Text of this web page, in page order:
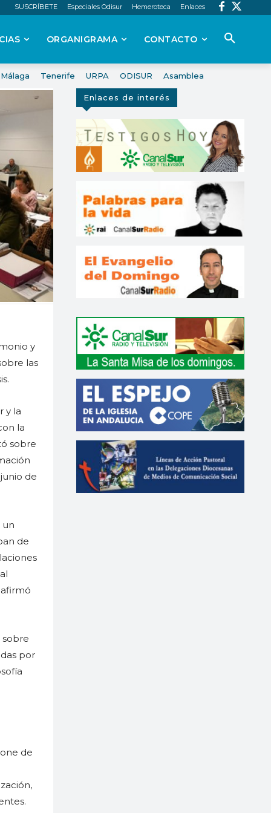
SUSCRÍBETE Especiales Odisur Hemeroteca Enlaces
ORGANIGRAMA CONTACTO
Málaga Tenerife URPA ODISUR Asamblea
y
las
y la
la
sobre
de
un
de
sobre
por
de
Enlaces de interés